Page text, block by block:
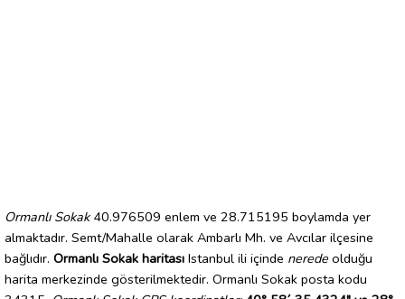
Ormanlı Sokak40.976509 enlem ve 28.715195 boylamda yer
almaktadır. Semt/Mahalle olarak Ambarlı Mh. ve Avcılar ilçesine
bağlıdır. Ormanlı Sokak haritası Istanbul ili içinde nerede olduğu
harita merkezinde gösterilmektedir. Ormanlı Sokak posta kodu